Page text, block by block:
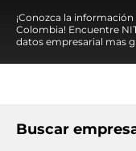
¡Conozca la
Colombia! Encuentre
datos empresarial mas
Buscar